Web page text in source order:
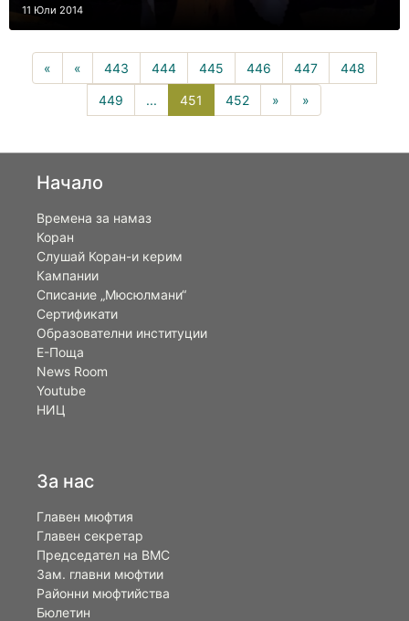
11 Юли 2014
« « 443 444 445 446 447 448
449 ... 451 451(current)
452 » »
Начало
Времена за намаз
Коран
Слушай Коран-и керим
Кампании
Списание „Мюсюлмани“
Сертификати
Образователни институции
Е-Поща
News Room
Youtube
НИЦ
За нас
Главен мюфтия
Главен секретар
Председател на ВМС
Зам. главни мюфтии
Районни мюфтийства
Бюлетин